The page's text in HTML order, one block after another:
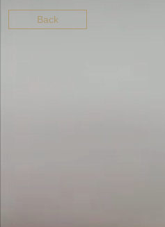
Back